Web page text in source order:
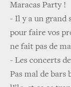
Maracas Party !
- Il y a un grand
pour faire vos
ne fait pas de
- Les concerts
Pas mal de bars